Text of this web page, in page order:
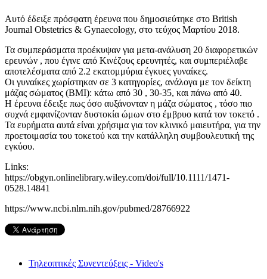
Αυτό έδειξε πρόσφατη έρευνα που δημοσιεύτηκε στο British
Journal Obstetrics & Gynaecology, στο τεύχος Μαρτίου 2018.
Τα συμπεράσματα προέκυψαν για μετα-ανάλυση 20 διαφορετικών
ερευνών , που έγινε από Κινέζους ερευνητές, και συμπεριέλαβε
αποτελέσματα από 2.2 εκατομμύρια έγκυες γυναίκες.
Οι γυναίκες χωρίστηκαν σε 3 κατηγορίες, ανάλογα με τον δείκτη
μάζας σώματος (ΒΜΙ): κάτω από 30 , 30-35, και πάνω από 40.
Η έρευνα έδειξε πως όσο αυξάνονταν η μάζα σώματος , τόσο πιο
συχνά εμφανίζονταν δυστοκία ώμων στο έμβρυο κατά τον τοκετό .
Τα ευρήματα αυτά είναι χρήσιμα για τον κλινικό μαιευτήρα, για την
προετοιμασία του τοκετού και την κατάλληλη συμβουλευτική της
εγκύου.
Links:
https://obgyn.onlinelibrary.wiley.com/doi/full/10.1111/1471-
0528.14841
https://www.ncbi.nlm.nih.gov/pubmed/28766922
Τηλεοπτικές Συνεντεύξεις - Video's